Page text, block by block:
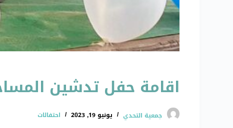
اقامة حفل تدشين
جمعية التحدي يونيو 19, 2023 احتفالات